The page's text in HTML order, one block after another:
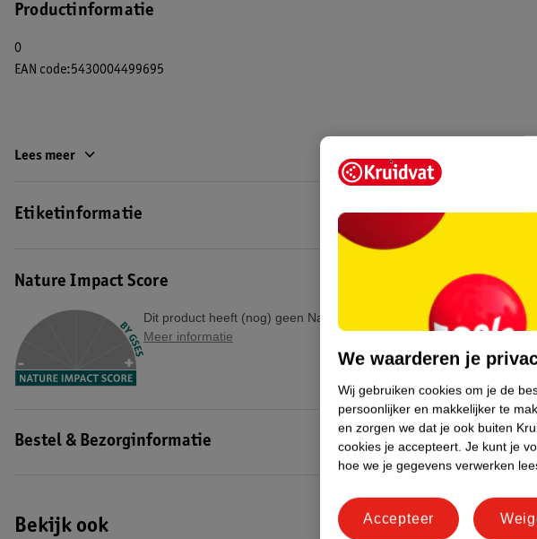
Productinformatie
0
EAN code:5430004499695
Lees meer
Etiketinformatie
Nature Impact Score
Dit product heeft (nog) geen Nature Impact Score.
Meer informatie
Bestel & Bezorginformatie
Bekijk ook
We waarderen je
Wij gebruiken cookies om je de
persoonlijker en makkelijker te
en zorgen we dat je ook buiten
cookies je accepteert. Je kunt je
hoe we je gegevens verwerken
Accepteer